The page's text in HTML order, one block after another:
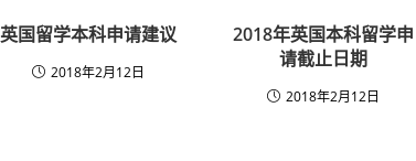
英国留学本科申请建议
2018年2月12日
2018年英国本科留学申
请截止日期
2018年2月12日